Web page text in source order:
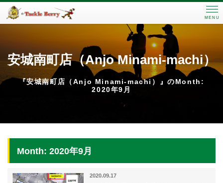
MENU
安城南町店（Anjo Minami-machi）
『安城南町店（Anjo Minami-machi）』のMonth:
2020年9月
Month: 2020年9月
2020.09.17